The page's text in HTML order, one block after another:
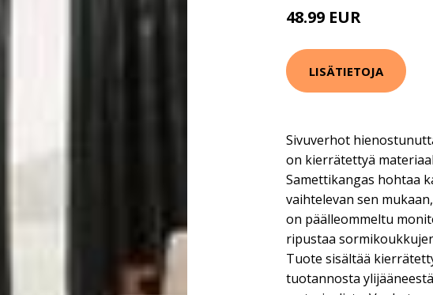
48.99 EUR
LISÄTIETOJA
Sivuverhot
on kierrätettyä
Samettikangas hohtaa
vaihtelevan sen
on päälleommeltu
ripustaa
Tuote sisältää
tuotannosta